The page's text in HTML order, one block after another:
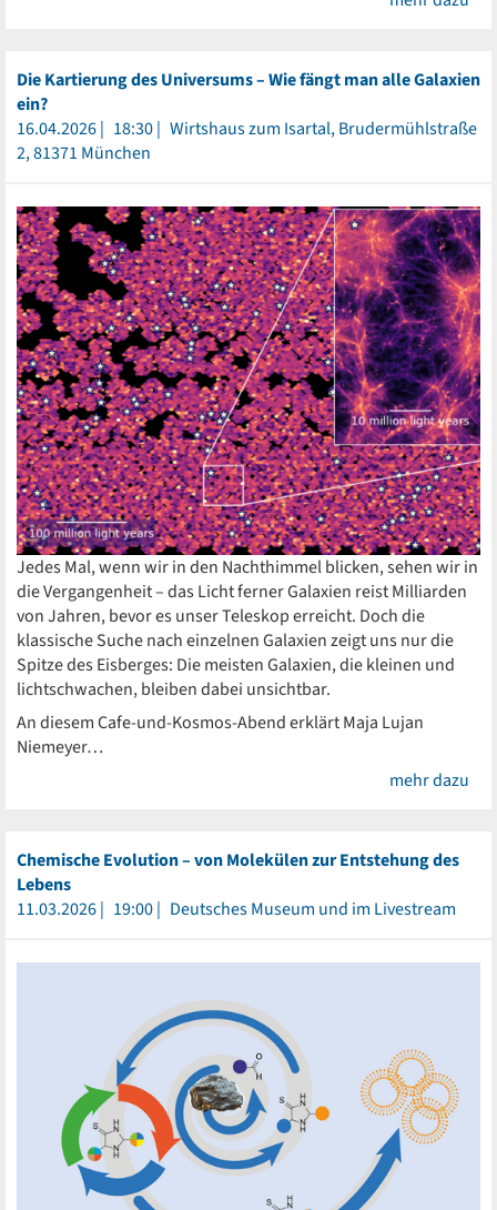
Die Kartierung des Universums – Wie fängt man alle Galaxien
ein?
16.04.2026
18:30
Wirtshaus zum Isartal, Brudermühlstraße
2, 81371 München
Jedes Mal, wenn wir in den Nachthimmel blicken, sehen wir in
die Vergangenheit – das Licht ferner Galaxien reist Milliarden
von Jahren, bevor es unser Teleskop erreicht. Doch die
klassische Suche nach einzelnen Galaxien zeigt uns nur die
Spitze des Eisberges: Die meisten Galaxien, die kleinen und
lichtschwachen, bleiben dabei unsichtbar.
An diesem Cafe-und-Kosmos-Abend erklärt Maja Lujan
Niemeyer…
mehr dazu
Chemische Evolution – von Molekülen zur Entstehung des
Lebens
11.03.2026
19:00 Deutsches Museum und im Livestream